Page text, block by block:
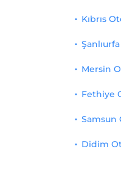
Kıbrıs
Mersin
Fethiye
Samsun
Didim